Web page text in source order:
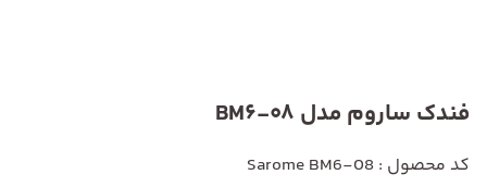
فندک ساروم مدل BM6-08
کد محصول : Sarome BM6-08